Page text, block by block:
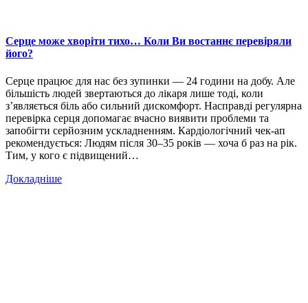
Серце може хворіти тихо… Коли Ви востаннє перевіряли
його?
Серце працює для нас без зупинки — 24 години на добу. Але
більшість людей звертаються до лікаря лише тоді, коли
з’являється біль або сильний дискомфорт. Насправді регулярна
перевірка серця допомагає вчасно виявити проблеми та
запобігти серйозним ускладненням. Кардіологічний чек-ап
рекомендується: Людям після 30–35 років — хоча б раз на рік.
Тим, у кого є підвищений…
Докладніше